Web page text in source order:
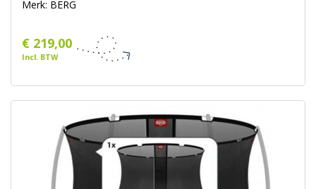
Merk: BERG
€ 219,00
Incl. BTW